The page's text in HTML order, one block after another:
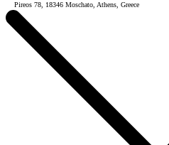
Pireos 78, 18346 Moschato, Athens, Greece